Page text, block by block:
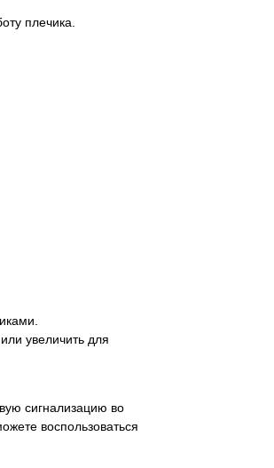
плечика.
увеличить для
сигнализацию во
воспользоваться